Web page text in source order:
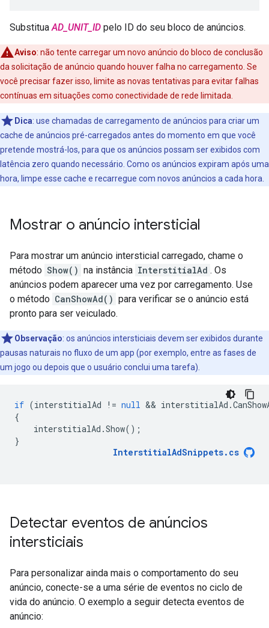
SubstituaAD_UNIT_ID pelo ID do seu bloco de anúncios.
Aviso: não tente carregar um novo anúncio do bloco de conclusão
da solicitação de anúncio quando houver falha no carregamento. Se
você precisar fazer isso, limite as novas tentativas para evitar falhas
contínuas em situações como conectividade de rede limitada.
Dica: use chamadas de carregamento de anúncios para criar um
cache de anúncios pré-carregados antes do momento em que você
pretende mostrá-los, para que os anúncios possam ser exibidos com
latência zero quando necessário. Como os anúncios expiram após uma
hora, limpe esse cache e recarregue com novos anúncios a cada hora.
Mostrar o anúncio intersticial
Para mostrar um anúncio intersticial carregado, chame o
método Show() na instância InterstitialAd . Os
anúncios podem aparecer uma vez por carregamento. Use
o método CanShowAd() para verificar se o anúncio está
pronto para ser veiculado.
Observação: os anúncios intersticiais devem ser exibidos durante
pausas naturais no fluxo de um app (por exemplo, entre as fases de
um jogo ou depois que o usuário conclui uma tarefa).
if (interstitialAd != null && interstitialAd .
{
interstitialAd .Show();
}
InterstitialAdSnippets. cs
Detectar eventos de anúncios
intersticiais
Para personalizar ainda mais o comportamento do seu
anúncio, conecte-se a uma série de eventos no ciclo de
vida do anúncio. O exemplo a seguir detecta eventos de
anúncio: